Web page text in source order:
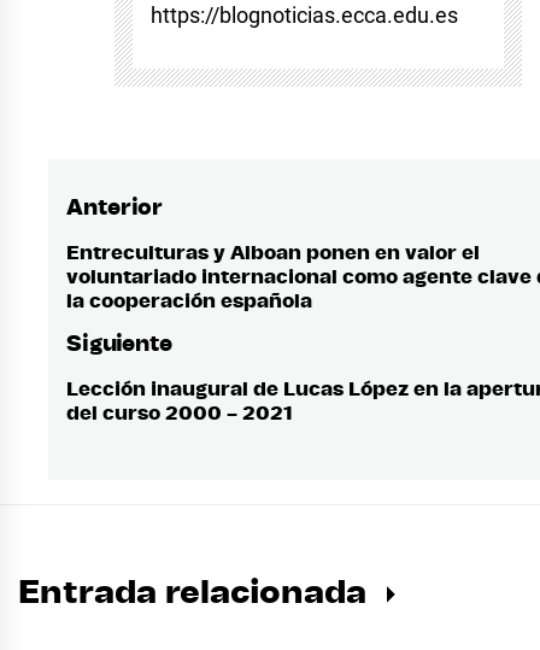
https://blognoticias.ecca.edu.es
Navegación
de
entradas
Anterior
Entrada
anterior:
Entreculturas y Alboan ponen en valor el
voluntariado internacional como agente clave
la cooperación española
Siguiente
Entrada
siguiente:
Lección inaugural de Lucas López en la
del curso 2000 – 2021
Entrada relacionada